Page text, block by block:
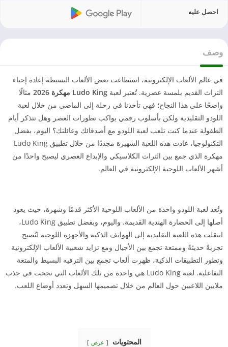
احصل عليه
وصف
في عالم الألعاب الإلكترونية، استطاعت بعض الألعاب البسيطة إعادة إحياء
التراث القديم بلمسة عصرية. تُعتبر لعبة Ludo King مهكرة 2026
مثالًا
واضحًا على هذا النجاح؛ فهي تأخذنا في رحلة إلى الماضي من خلال لعبة
اللودو التقليدية ولكن بأسلوب رقمي يواكب تطورات العصر وهل تتذكر أيام
الطفولة عندما كنت تلعب لعبة اللودو مع أصدقائك وعائلتك؟ اليوم، بفضل
التكنولوجيا، عادت هذه اللعبة الشهيرة مجددًا من خلال تطبيق Ludo King
مهكرة الذي جمع بين التراث الكلاسيكي والإبداع العصري ليصبح واحدًا من
أشهر الألعاب اللوحية الإلكترونية في العالم.
وتُعد لعبة اللودو واحدة من الألعاب اللوحية الأكثر قدمًا وشهرة، حيث يعود
أصلها إلى الحضارة الهندية القديمة. واليوم، وبفضل تطبيق Ludo King،
انتقلت هذه اللعبة التقليدية إلى الهواتف الذكية والأجهزة اللوحية لتُصبح
تجربةً حديثةً وممتعة تجمع بين الأجيال ومع تزايد شعبية الألعاب الإلكترونية
وتطور التطبيقات الذكية، ظهرت ألعاب تجمع بين الترفيه البسيط والمتعة
التفاعلية. لعبة Ludo King هي واحدة من تلك الألعاب التي نجحت في جذب
ملايين اللاعبين حول العالم من خلال تصميمها السهل وتعدد أوضاع اللعب.
المحتويات عرض